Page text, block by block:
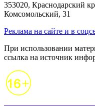
353020, Краснодарский
Комсомольский, 31
Реклама на сайте и в
При использовании
ссылка на источник